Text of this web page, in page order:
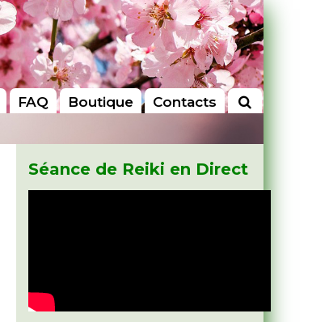
FAQ Boutique Contacts
Séance de Reiki en Direct